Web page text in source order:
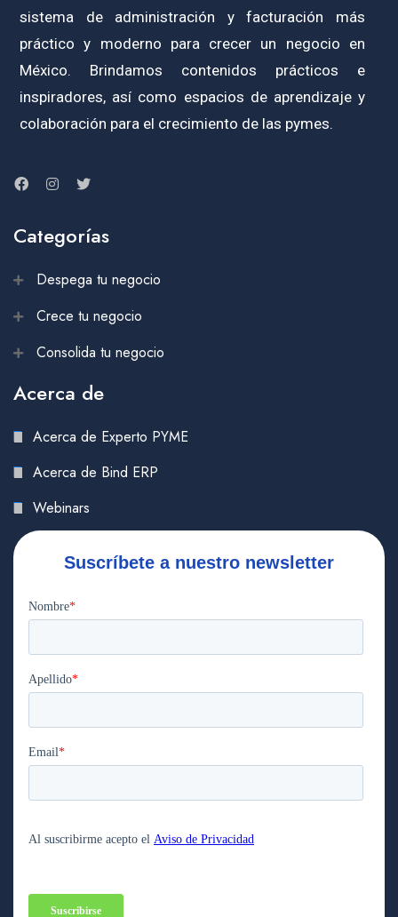
sistema de administración y facturación más
práctico y moderno para crecer un negocio en
México. Brindamos contenidos prácticos e
inspiradores, así como espacios de aprendizaje y
colaboración para el crecimiento de las pymes.
Categorías
Despega tu negocio
Crece tu negocio
Consolida tu negocio
Acerca de
Acerca de Experto PYME
Acerca de Bind ERP
Webinars
Suscríbete a nuestro newsletter